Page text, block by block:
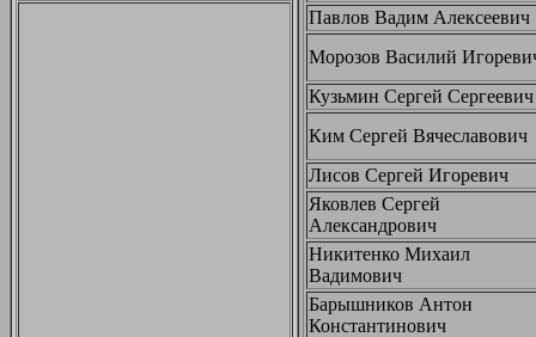
Павлов Вадим Алексеевич
Морозов Василий
Кузьмин Сергей Сергеевич
Ким Сергей Вячеславович
Лисов Сергей Игоревич
Яковлев Сергей
Александрович
Никитенко Михаил
Вадимович
Барышников Антон
Константинович